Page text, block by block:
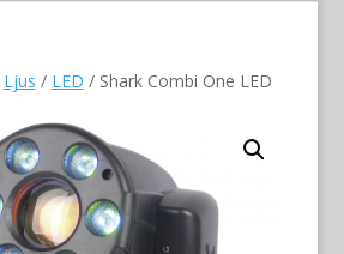
Ljus / LED / Shark Combi One LED